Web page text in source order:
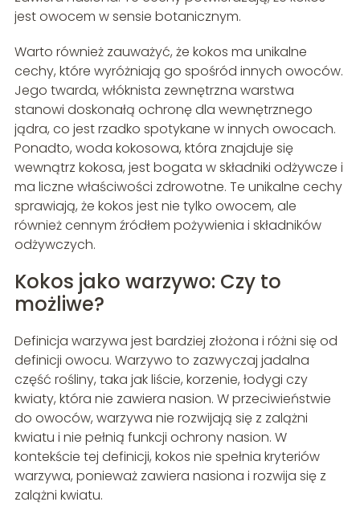
jest owocem w sensie botanicznym.
Warto również zauważyć, że kokos ma unikalne
cechy, które wyróżniają go spośród innych owoców.
Jego twarda, włóknista zewnętrzna warstwa
stanowi doskonałą ochronę dla wewnętrznego
jądra, co jest rzadko spotykane w innych owocach.
Ponadto, woda kokosowa, która znajduje się
wewnątrz kokosa, jest bogata w składniki odżywcze i
ma liczne właściwości zdrowotne. Te unikalne cechy
sprawiają, że kokos jest nie tylko owocem, ale
również cennym źródłem pożywienia i składników
odżywczych.
Kokos jako warzywo: Czy to
możliwe?
Definicja warzywa jest bardziej złożona i różni się od
definicji owocu. Warzywo to zazwyczaj jadalna
część rośliny, taka jak liście, korzenie, łodygi czy
kwiaty, która nie zawiera nasion. W przeciwieństwie
do owoców, warzywa nie rozwijają się z zalążni
kwiatu i nie pełnią funkcji ochrony nasion. W
kontekście tej definicji, kokos nie spełnia kryteriów
warzywa, ponieważ zawiera nasiona i rozwija się z
zalążni kwiatu.